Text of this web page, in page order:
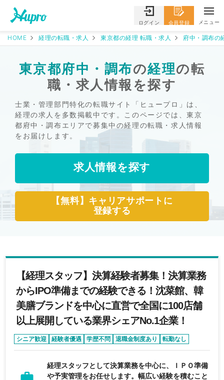
ログイン 会員登録 メニュー
HOME 経理の転職・求人 東京都の経理 転職・求人 府中・調布の
東京都府中・調布の経理の転
職・求人情報を探す
士業・管理部門特化の転職サイト「ヒュープロ」は、
経理の求人を多数掲載中です。このページでは、東京
都府中・調布エリアで募集中の経理の転職・求人情報
をお届けします。
求人情報を探す
【無料】キャリアサポートに
登録する
【経理スタッフ】決算経験者募集！決算業務
からIPO準備までの経験できる！沈菜館、韓
美膳ブランドを中⼼に直営で全国に100店舗
以上展開している業界シェアNo.1企業！
シニア歓迎 経験者優遇 学歴不問 退職金制度あり 転勤なし
経理スタッフとして決算業務を中心に、ＩＰＯ準備
や予実管理をお任せします。幅広い経験を積むこと